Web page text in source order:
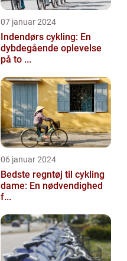
07 januar 2024
Indendørs cykling: En
dybdegående oplevelse
på to ...
06 januar 2024
Bedste regntøj til cykling
dame: En nødvendighed
f...